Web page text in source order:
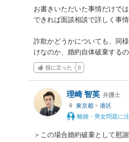
お書きいただいた事情だけで
できれば面談相談で詳しく事
詐欺かどうかについても、同
けなのか、婚約自体破棄するの
役に立った 0
理崎 智英 弁護士
東京都 > 港区
離婚・男女問題に
＞この場合婚約破棄として慰